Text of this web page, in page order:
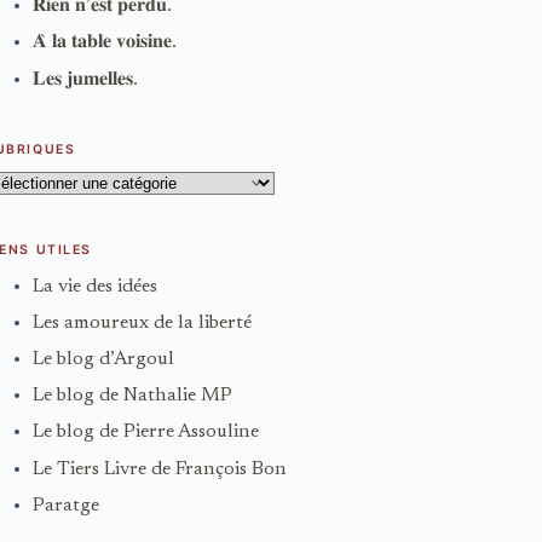
𝐑𝐢𝐞𝐧 𝐧’𝐞𝐬𝐭 𝐩𝐞𝐫𝐝𝐮.
𝐀̀ 𝐥𝐚 𝐭𝐚𝐛𝐥𝐞 𝐯𝐨𝐢𝐬𝐢𝐧𝐞.
𝐋𝐞𝐬 𝐣𝐮𝐦𝐞𝐥𝐥𝐞𝐬.
UTILES
La vie des idées
Les amoureux de la liberté
Le blog d’Argoul
Le blog de Nathalie MP
Le blog de Pierre Assouline
Le Tiers Livre de François Bon
Paratge